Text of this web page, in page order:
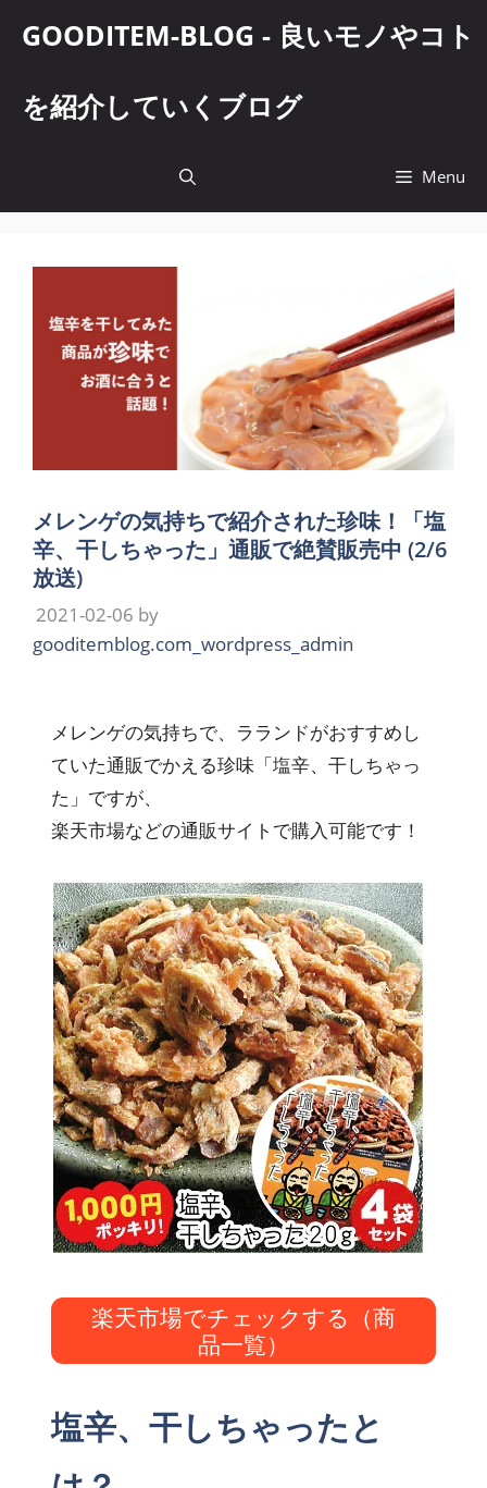
GOODITEM-BLOG - 良いモノやコト
を紹介していくブログ
Menu
メレンゲの気持ちで紹介された珍味！「塩
辛、干しちゃった」通販で絶賛販売中 (2/6
放送)
2021-02-06 by
gooditemblog.com_wordpress_admin
メレンゲの気持ちで、ラランドがおすすめし
ていた通販でかえる珍味「塩辛、干しちゃっ
た」ですが、
楽天市場などの通販サイトで購入可能です！
楽天市場でチェックする（商
品一覧）
塩辛、干しちゃったと